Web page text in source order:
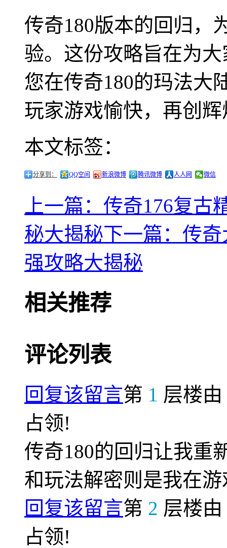
传奇180版本的回归，
验。这份攻略旨在为
您在传奇180的玛法大
玩家游戏愉快，再创辉
本文标签：
分享到： QQ空间 新浪微博 腾讯微博 人人网 微信
上一篇：传奇176复
秘大揭秘下一篇：传
强攻略大揭秘
相关推荐
评论列表
回复该留言第 1 层楼由
占领!
传奇180的回归让我重
和玩法解密则是我在
回复该留言第 2 层楼由
占领!